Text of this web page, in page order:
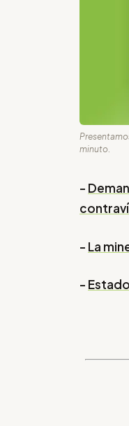
minuto.
-
- La
-